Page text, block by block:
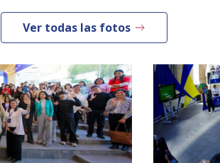
Ver todas las fotos